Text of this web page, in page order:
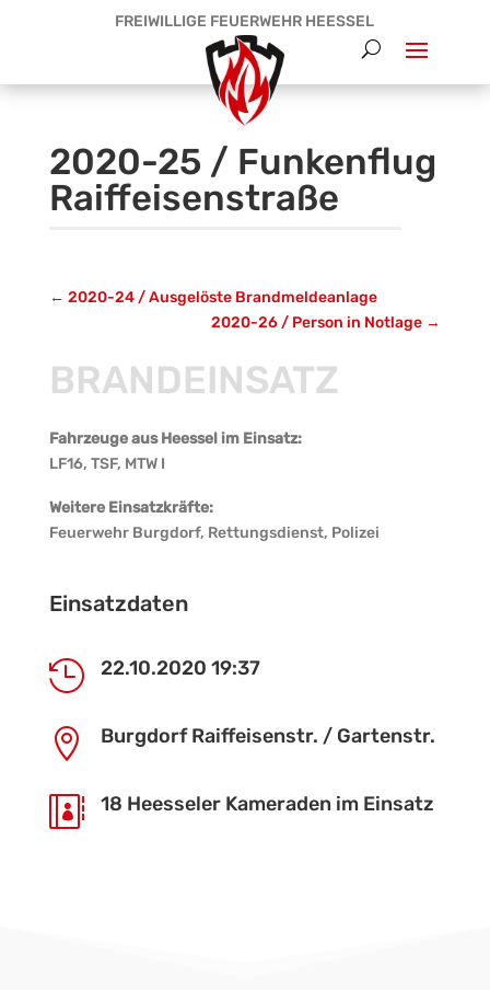
FREIWILLIGE FEUERWEHR HEESSEL
2020-25 / Funkenflug
Raiffeisenstraße
← 2020-24 / Ausgelöste Brandmeldeanlage
2020-26 / Person in Notlage →
BRANDEINSATZ
Fahrzeuge aus Heessel im Einsatz:
LF16, TSF, MTW I
Weitere Einsatzkräfte:
Feuerwehr Burgdorf, Rettungsdienst, Polizei
Einsatzdaten
 22.10.2020 19:37
 Burgdorf Raiffeisenstr. / Gartenstr.
 18 Heesseler Kameraden im Einsatz